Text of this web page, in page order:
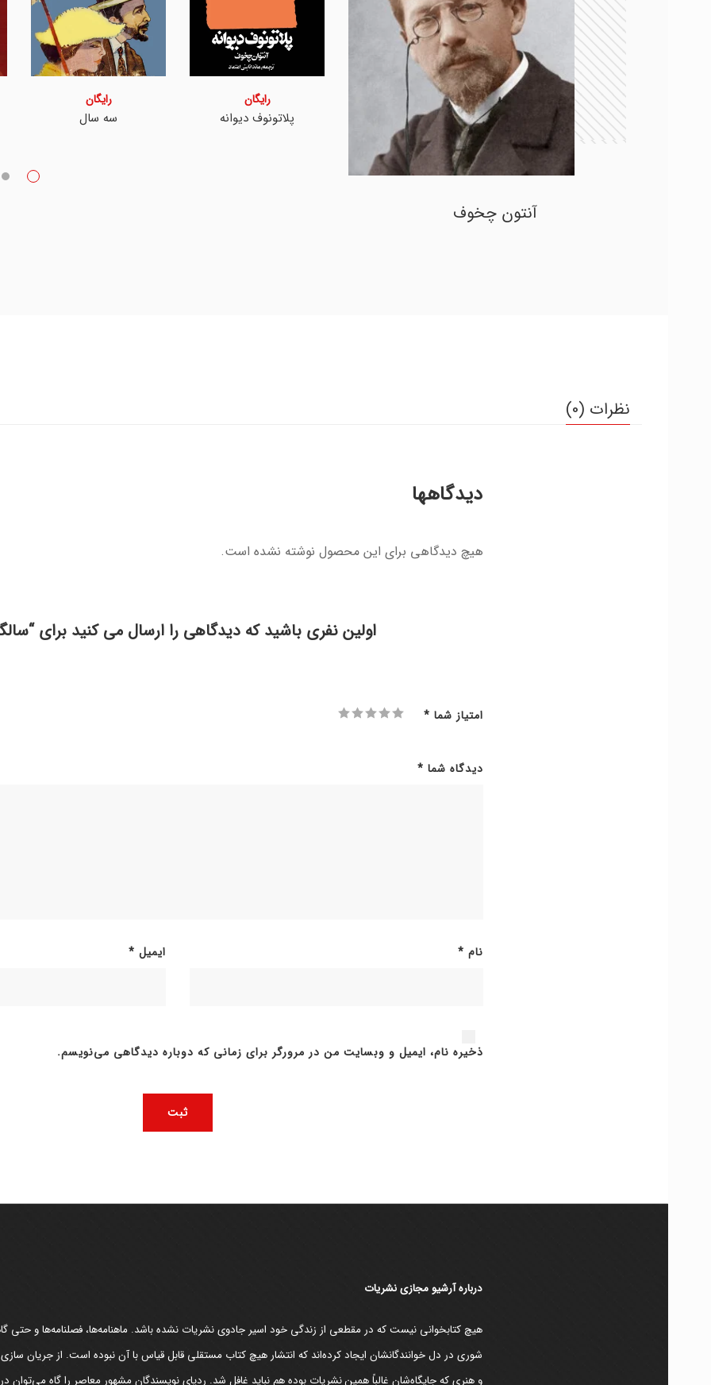
آنتون چخوف
پلاتونوف دیوانه
رایگان
سه سال
رایگان
نظرات (0)
دیدگاهها
هیچ دیدگاهی برای این محصول نوشته نشده است.
اولین نفری باشید که دیدگاهی را ارسال می کنید برای
امتیاز شما *
دیدگاه شما *
نام * ایمیل *
ذخیره نام، ایمیل و وبسایت من در مرورگر برای زمانی که دوباره دیدگاهی می‌نویسم.
دربارۀ آرشیو مجازی نشریات
هیچ کتابخوانی نیست که در مقطعی از زندگی خود اسیر جادوی نشریات نشده باشد. ماهنامه‌ها، فصلنامه‌ها و حتی
شوری در دل خوانندگانشان ایجاد کرده‌اند که انتشار هیچ کتاب مستقلی قابل قیاس با آن نبوده است. از جریان
و هنری که جایگاه‌شان غالباً همین نشریات بوده هم نباید غافل شد. ردپای نویسندگان مشهور معاصر را گاه می‌توان